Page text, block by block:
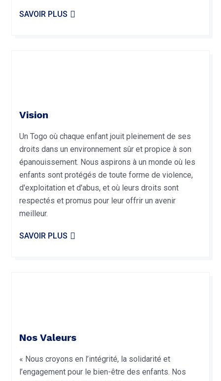
SAVOIR PLUS
Vision
Un Togo où chaque enfant jouit pleinement de ses
droits dans un environnement sûr et propice à son
épanouissement. Nous aspirons à un monde où les
enfants sont protégés de toute forme de violence,
d'exploitation et d'abus, et où leurs droits sont
respectés et promus pour leur offrir un avenir
meilleur.
SAVOIR PLUS
Nos Valeurs
« Nous croyons en l’intégrité, la solidarité et
l’engagement pour le bien-être des enfants. Nos